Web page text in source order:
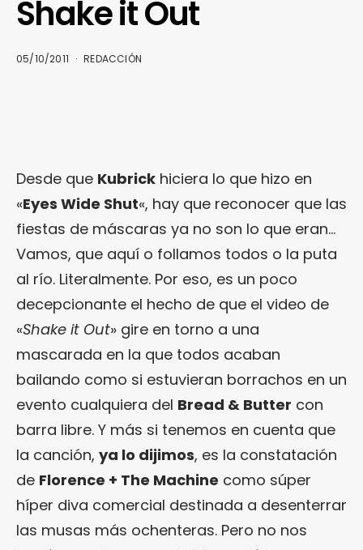
Shake it Out
05/10/2011 REDACCIÓN
Desde que Kubrick hiciera lo que hizo en
«Eyes Wide Shut«, hay que reconocer que las
fiestas de máscaras ya no son lo que eran…
Vamos, que aquí o follamos todos o la puta
al río. Literalmente. Por eso, es un poco
decepcionante el hecho de que el video de
«Shake it Out» gire en torno a una
mascarada en la que todos acaban
bailando como si estuvieran borrachos en un
evento cualquiera del Bread & Butter con
barra libre. Y más si tenemos en cuenta que
la canción, ya lo dijimos, es la constatación
de Florence + The Machine como súper
híper diva comercial destinada a desenterrar
las musas más ochenteras. Pero no nos